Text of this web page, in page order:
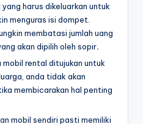
yang harus dikeluarkan untuk
menguras isi dompet.
membatasi jumlah uang
akan dipilih oleh sopir.
mobil rental ditujukan untuk
anda tidak akan
membicarakan hal penting
mobil sendiri pasti memiliki